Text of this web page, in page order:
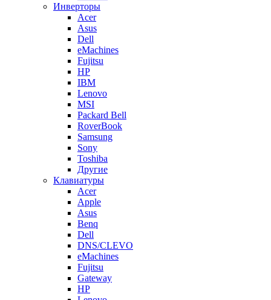
Инверторы
Acer
Asus
Dell
eMachines
Fujitsu
HP
IBM
Lenovo
MSI
Packard Bell
RoverBook
Samsung
Sony
Toshiba
Другие
Клавиатуры
Acer
Apple
Asus
Benq
Dell
DNS/CLEVO
eMachines
Fujitsu
Gateway
HP